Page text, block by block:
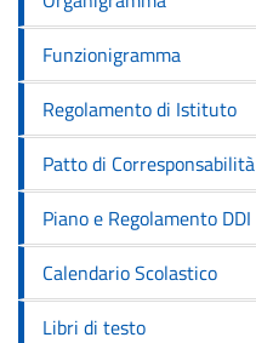
Funzionigramma
Regolamento di Istituto
Patto di Corresponsabilità
Piano e Regolamento DDI
Calendario Scolastico
Libri di testo